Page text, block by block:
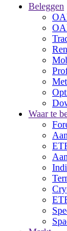
Beleggen
Waar te